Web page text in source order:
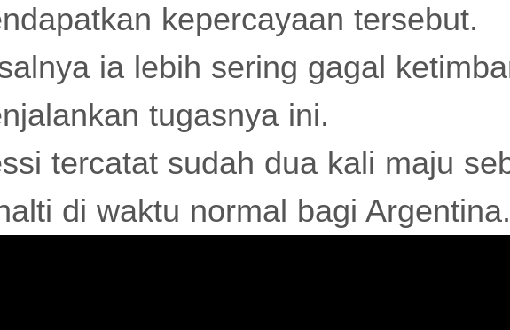
kepercayaan tersebut.
ia lebih sering gagal
tugasnya ini.
tercatat sudah dua kali maju
di waktu normal bagi Argentina.